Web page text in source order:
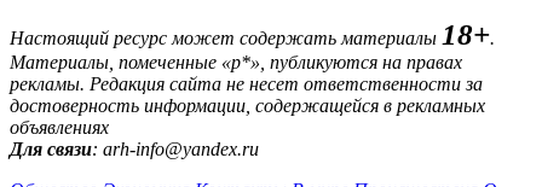
Настоящий ресурс может содержать материалы 18+.
Материалы, помеченные «р*», публикуются на правах
рекламы. Редакция сайта не несет ответственности за
достоверность информации, содержащейся в рекламных
объявлениях
Для связи: arh-info@yandex.ru